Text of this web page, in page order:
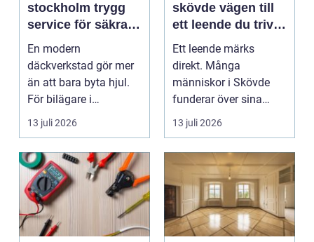
stockholm trygg
service för säkra
mil året runt
En modern
däckverkstad gör mer
än att bara byta hjul.
För bilägare i
Stockholm handlar
valet av däck...
13 juli 2026
skövde vägen till
ett leende du trivs
med
Ett leende märks
direkt. Många
människor i Skövde
funderar över sina
tänder, men skjuter
upp att gör...
13 juli 2026